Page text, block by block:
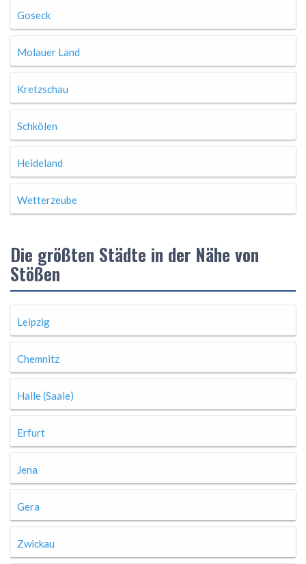
Goseck
Molauer Land
Kretzschau
Schkölen
Heideland
Wetterzeube
Die größten Städte in der Nähe von
Stößen
Leipzig
Chemnitz
Halle (Saale)
Erfurt
Jena
Gera
Zwickau